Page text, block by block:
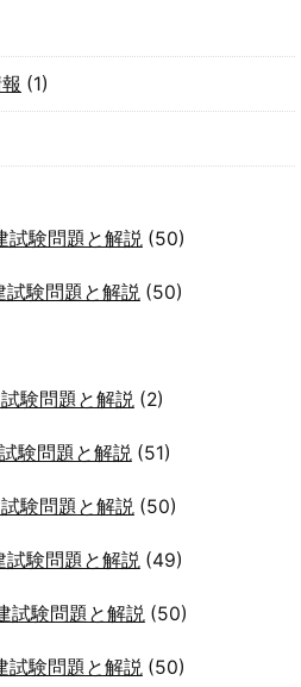
(1)
試験問題と解説(50)
試験問題と解説(50)
験問題と解説(2)
験問題と解説(51)
験問題と解説(50)
試験問題と解説(49)
試験問題と解説(50)
試験問題と解説(50)